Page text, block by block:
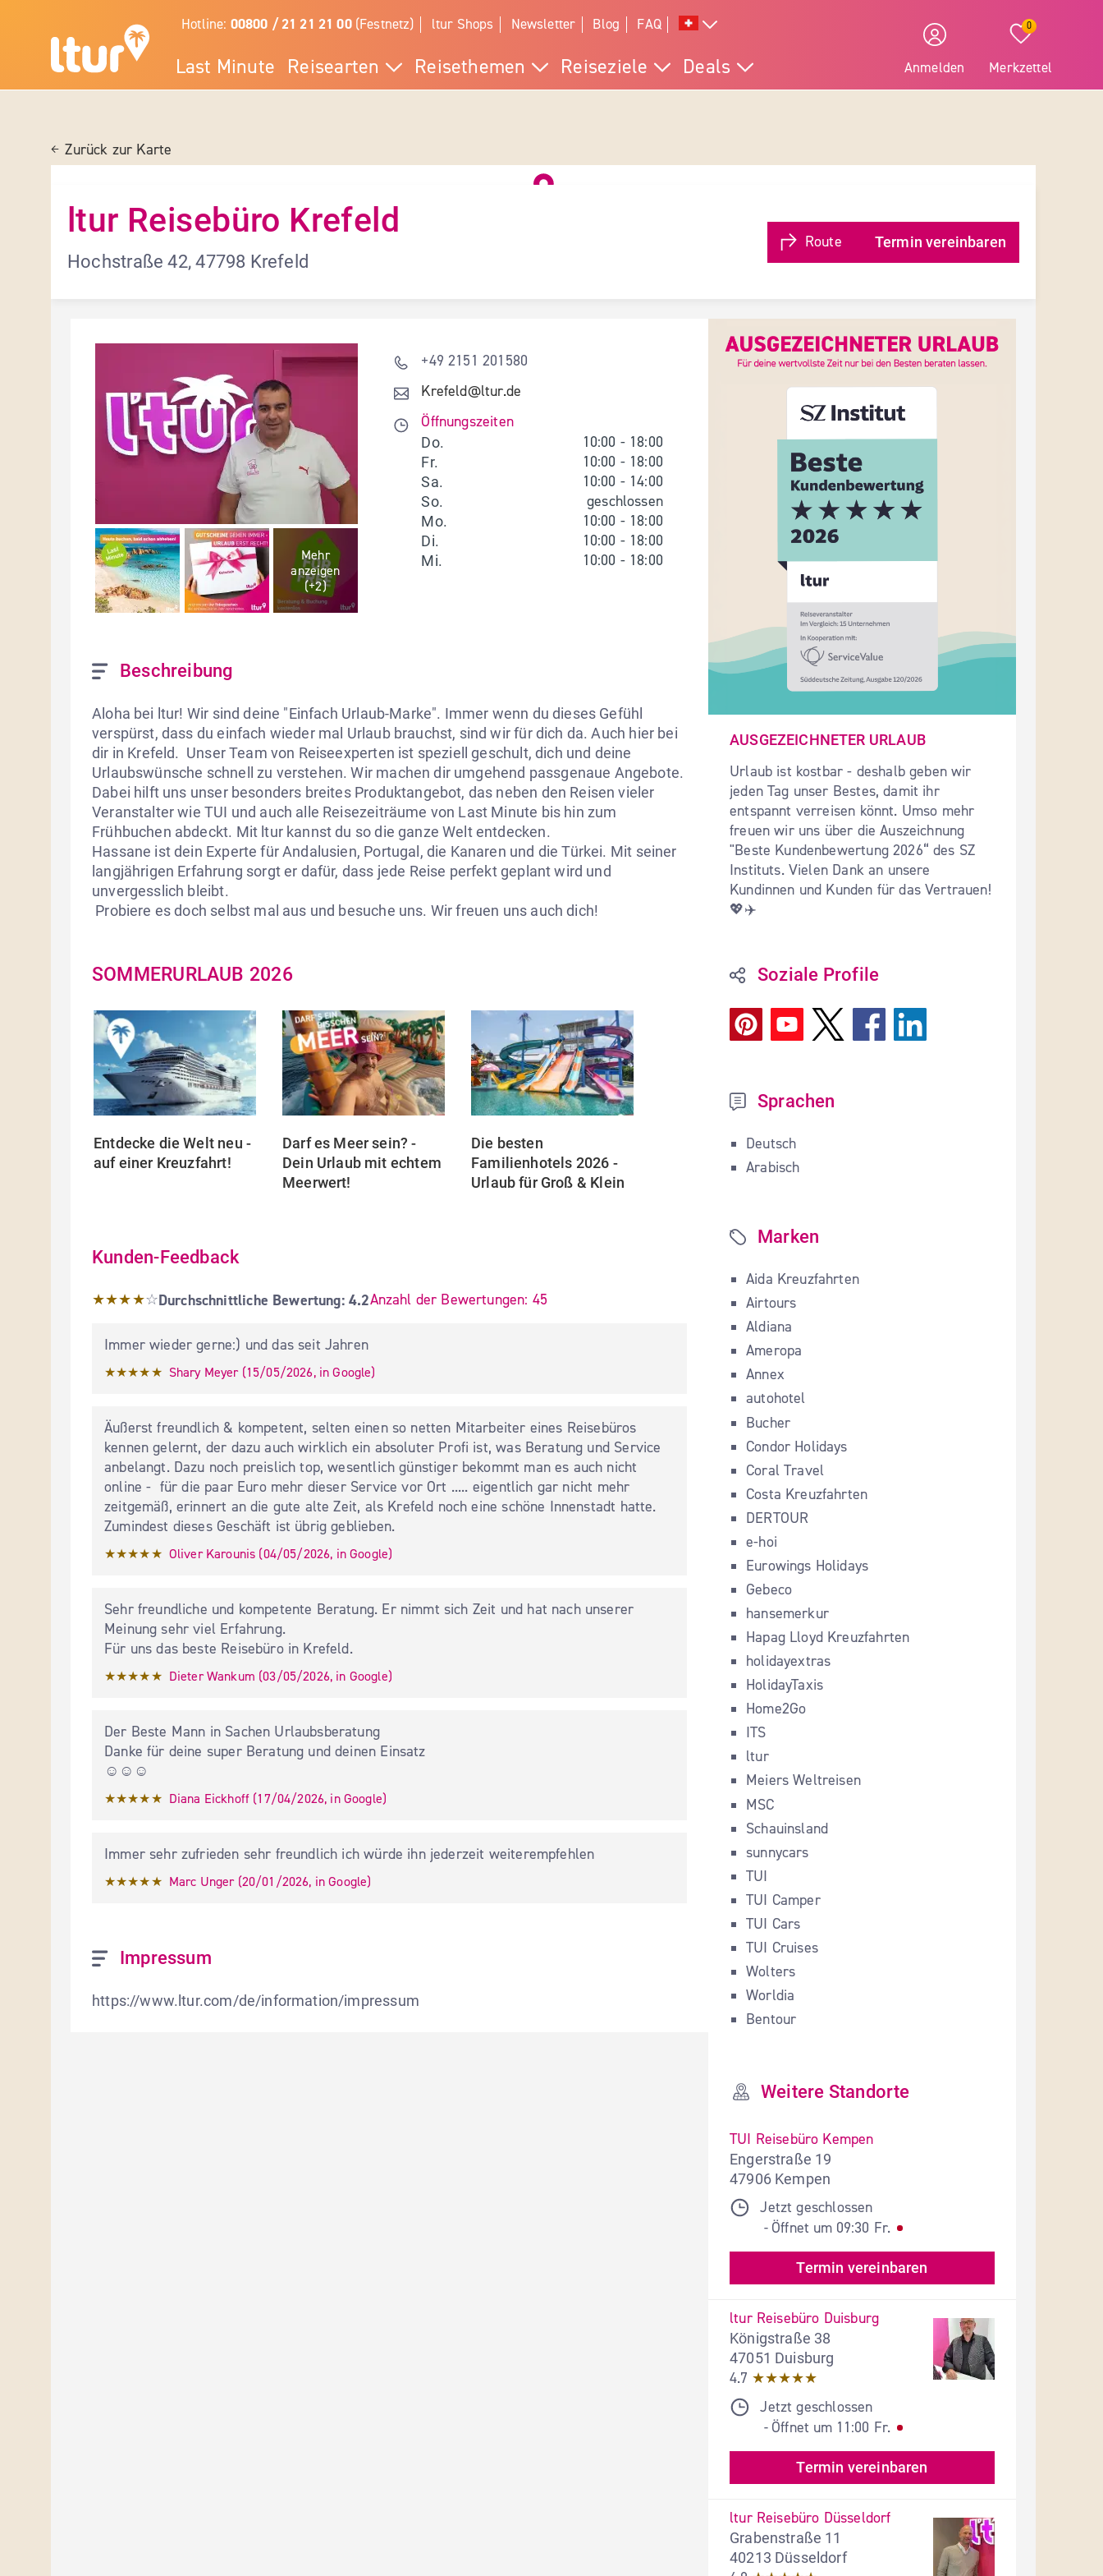
Hotline: 00800 / 21 21 21 00(Festnetz) ltur Shops Newsletter Blog FAQ
Last Minute Reisearten Reisethemen Reiseziele Deals Anmelden
0
Merkzettel
Zurück zur Karte
ltur Reisebüro Krefeld
Hochstraße 42, 47798 Krefeld
Route Termin vereinbaren
Mehr
anzeigen
(+2)
+49 2151 201580
Krefeld@ltur.de
Öffnungszeiten
Do. 10:00 - 18:00
Fr. 10:00 - 18:00
Sa. 10:00 - 14:00
So. geschlossen
Mo. 10:00 - 18:00
Di. 10:00 - 18:00
Mi. 10:00 - 18:00
Beschreibung
Aloha bei ltur! Wir sind deine "Einfach Urlaub-Marke". Immer wenn du dieses Gefühl
verspürst, dass du einfach wieder mal Urlaub brauchst, sind wir für dich da. Auch hier bei
dir in Krefeld.  Unser Team von Reiseexperten ist speziell geschult, dich und deine
Urlaubswünsche schnell zu verstehen. Wir machen dir umgehend passgenaue Angebote.
Dabei hilft uns unser besonders breites Produktangebot, das neben den Reisen vieler
Veranstalter wie TUI und auch alle Reisezeiträume von Last Minute bis hin zum
Frühbuchen abdeckt. Mit ltur kannst du so die ganze Welt entdecken.
Hassane ist dein Experte für Andalusien, Portugal, die Kanaren und die Türkei. Mit seiner
langjährigen Erfahrung sorgt er dafür, dass jede Reise perfekt geplant wird und
unvergesslich bleibt.
Probiere es doch selbst mal aus und besuche uns. Wir freuen uns auch dich!
SOMMERURLAUB 2026
Entdecke die Welt neu -
auf einer Kreuzfahrt!
...Mehr
Darf es Meer sein? -
Dein Urlaub mit echtem
Meerwert!
Die besten
Familienhotels 2026 -
Urlaub für Groß & Klein
...Mehr
Kunden-Feedback
★★★★☆Durchschnittliche Bewertung: 4.2 Sterne
Durchschnittliche Bewertung: 4.2Anzahl der Bewertungen: 45
Immer wieder gerne:) und das seit Jahren
★★★★★ Shary Meyer (15/05/2026, in Google)
Äußerst freundlich & kompetent, selten einen so netten Mitarbeiter eines Reisebüros
kennen gelernt, der dazu auch wirklich ein absoluter Profi ist, was Beratung und Service
anbelangt. Dazu noch preislich top, wesentlich günstiger bekommt man es auch nicht
online -  für die paar Euro mehr dieser Service vor Ort ..... eigentlich gar nicht mehr
zeitgemäß, erinnert an die gute alte Zeit, als Krefeld noch eine schöne Innenstadt hatte.
Zumindest dieses Geschäft ist übrig geblieben.
★★★★★ Oliver Karounis (04/05/2026, inGoogle)
Sehr freundliche und kompetente Beratung. Er nimmt sich Zeit und hat nach unserer
Meinung sehr viel Erfahrung.
Für uns das beste Reisebüro in Krefeld.
★★★★★ Dieter Wankum (03/05/2026, in Google)
Der Beste Mann in Sachen Urlaubsberatung
Danke für deine super Beratung und deinen Einsatz
☺️☺️☺️
★★★★★ Diana Eickhoff (17/04/2026, in Google)
Immer sehr zufrieden sehr freundlich ich würde ihn jederzeit weiterempfehlen
★★★★★ Marc Unger (20/01/2026, in Google)
Impressum
https://www.ltur.com/de/information/impressum
AUSGEZEICHNETER URLAUB
Urlaub ist kostbar - deshalb geben wir
jeden Tag unser Bestes, damit ihr
entspannt verreisen könnt. Umso mehr
freuen wir uns über die Auszeichnung
"Beste Kundenbewertung 2026“ des SZ
Instituts. Vielen Dank an unsere
Kundinnen und Kunden für das Vertrauen!
💖✈️
Soziale Profile
Sprachen
Deutsch
Arabisch
Marken
Aida Kreuzfahrten
Airtours
Aldiana
Ameropa
Annex
autohotel
Bucher
Condor Holidays
Coral Travel
Costa Kreuzfahrten
DERTOUR
e-hoi
Eurowings Holidays
Gebeco
hansemerkur
Hapag Lloyd Kreuzfahrten
holidayextras
HolidayTaxis
Home2Go
ITS
ltur
Meiers Weltreisen
MSC
Schauinsland
sunnycars
TUI
TUI Camper
TUI Cars
TUI Cruises
Wolters
Worldia
Bentour
Weitere Standorte
TUI Reisebüro Kempen
Engerstraße 19
47906 Kempen
Jetzt geschlossen
- Öffnet um 09:30 Fr.
Termin vereinbaren
ltur Reisebüro Duisburg
Königstraße 38
47051 Duisburg
4.7 ★★★★★
Jetzt geschlossen
- Öffnet um 11:00 Fr.
Termin vereinbaren
ltur Reisebüro Düsseldorf
Grabenstraße 11
40213 Düsseldorf